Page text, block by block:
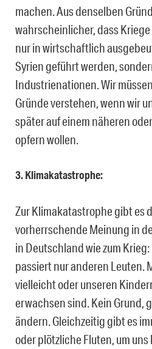
machen. Aus denselben
wahrscheinlicher, dass
nur in wirtschaftlich
Syrien geführt werden,
Industrienationen. Wir
Gründe verstehen, wenn wir
später auf einem näheren
opfern wollen.
3. Klimakatastrophe:
Zur Klimakatastrophe gibt es
vorherrschende Meinung in
in Deutschland wie zum
passiert nur anderen Leuten.
vielleicht oder unseren
erwachsen sind. Kein Grund,
ändern. Gleichzeitig gibt es
oder plötzliche Fluten, um